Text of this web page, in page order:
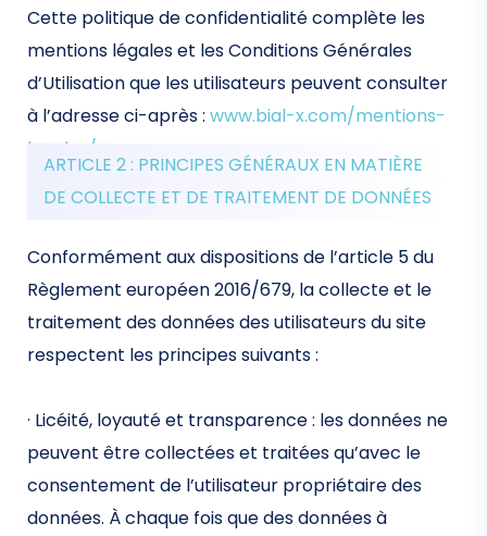
Cette politique de confidentialité complète les
mentions légales et les Conditions Générales
d’Utilisation que les utilisateurs peuvent consulter
à l’adresse ci-après : www.bial-x.com/mentions-
legales/
ARTICLE 2 : PRINCIPES GÉNÉRAUX EN MATIÈRE
DE COLLECTE ET DE TRAITEMENT DE DONNÉES
Conformément aux dispositions de l’article 5 du
Règlement européen 2016/679, la collecte et le
traitement des données des utilisateurs du site
respectent les principes suivants :
· Licéité, loyauté et transparence : les données ne
peuvent être collectées et traitées qu’avec le
consentement de l’utilisateur propriétaire des
données. À chaque fois que des données à